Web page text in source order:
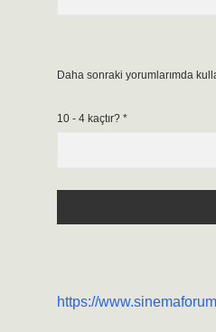
Daha sonraki yorumlarımda
10 - 4 kaçtır? *
https://